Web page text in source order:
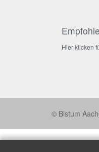
Hier klicken
© Bistum